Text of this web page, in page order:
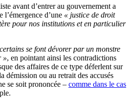
avant d’entrer au gouvernement a
l’émergence d’une « justice de droit
pour nos institutions et en particulier
se font dévorer par un monstre
», en pointant ainsi les contradictions
des affaires de ce type déferlent sur
démission ou au retrait des accusés
se soit prononcée – comme dans le cas